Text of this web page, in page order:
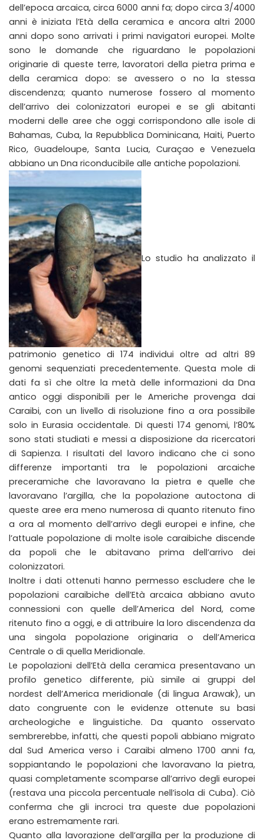
dell’epoca arcaica, circa 6000 anni fa; dopo circa 3/4000
anni è iniziata l’Età della ceramica e ancora altri 2000
anni dopo sono arrivati i primi navigatori europei. Molte
sono le domande che riguardano le popolazioni
originarie di queste terre, lavoratori della pietra prima e
della ceramica dopo: se avessero o no la stessa
discendenza; quanto numerose fossero al momento
dell’arrivo dei colonizzatori europei e se gli abitanti
moderni delle aree che oggi corrispondono alle isole di
Bahamas, Cuba, la Repubblica Dominicana, Haiti, Puerto
Rico, Guadeloupe, Santa Lucia, Curaçao e Venezuela
abbiano un Dna riconducibile alle antiche popolazioni.
Lo studio ha analizzato il
patrimonio genetico di 174 individui oltre ad altri 89
genomi sequenziati precedentemente. Questa mole di
dati fa sì che oltre la metà delle informazioni da Dna
antico oggi disponibili per le Americhe provenga dai
Caraibi, con un livello di risoluzione fino a ora possibile
solo in Eurasia occidentale. Di questi 174 genomi, l’80%
sono stati studiati e messi a disposizione da ricercatori
di Sapienza. I risultati del lavoro indicano che ci sono
differenze importanti tra le popolazioni arcaiche
preceramiche che lavoravano la pietra e quelle che
lavoravano l’argilla, che la popolazione autoctona di
queste aree era meno numerosa di quanto ritenuto fino
a ora al momento dell’arrivo degli europei e infine, che
l’attuale popolazione di molte isole caraibiche discende
da popoli che le abitavano prima dell’arrivo dei
colonizzatori.
Inoltre i dati ottenuti hanno permesso escludere che le
popolazioni caraibiche dell’Età arcaica abbiano avuto
connessioni con quelle dell’America del Nord, come
ritenuto fino a oggi, e di attribuire la loro discendenza da
una singola popolazione originaria o dell’America
Centrale o di quella Meridionale.
Le popolazioni dell’Età della ceramica presentavano un
profilo genetico differente, più simile ai gruppi del
nordest dell’America meridionale (di lingua Arawak), un
dato congruente con le evidenze ottenute su basi
archeologiche e linguistiche. Da quanto osservato
sembrerebbe, infatti, che questi popoli abbiano migrato
dal Sud America verso i Caraibi almeno 1700 anni fa,
soppiantando le popolazioni che lavoravano la pietra,
quasi completamente scomparse all’arrivo degli europei
(restava una piccola percentuale nell’isola di Cuba). Ciò
conferma che gli incroci tra queste due popolazioni
erano estremamente rari.
Quanto alla lavorazione dell’argilla per la produzione di